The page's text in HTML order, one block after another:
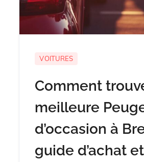
VOITURES
Comment
meilleure
d’occasion à
guide d’achat et